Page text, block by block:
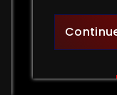
Kredivo? OJK